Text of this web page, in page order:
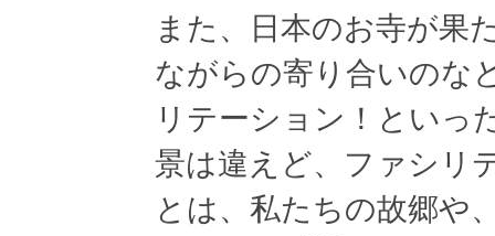
また、日本のお寺が果
ながらの寄り合いのな
リテーション！といっ
景は違えど、ファシリ
とは、私たちの故郷や